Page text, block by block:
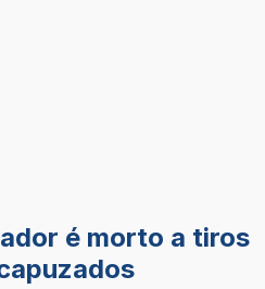
é morto a tiros